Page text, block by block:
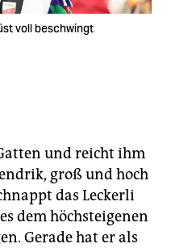
voll beschwingt
und reicht ihm
groß und hoch
das Leckerli
dem höchsteigenen
Gerade hat er als